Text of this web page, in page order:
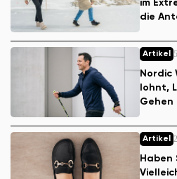
im
die
Artikel
Nordic
lohnt,
Gehen
Artikel
Haben